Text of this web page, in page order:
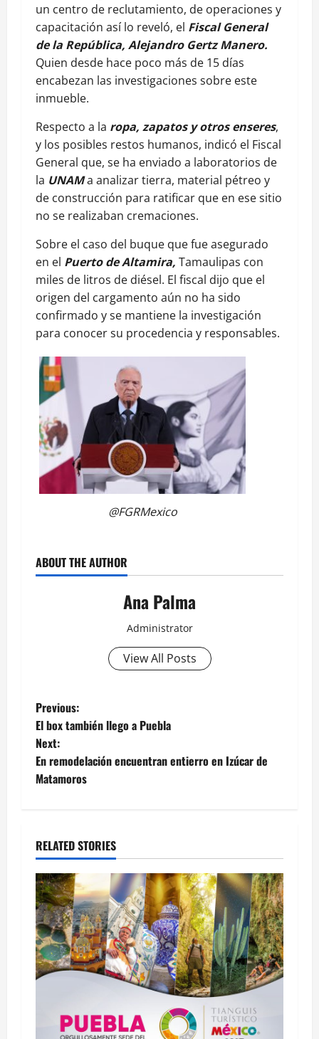
un centro de reclutamiento, de operaciones y
capacitación así lo reveló, el Fiscal General
de la República, Alejandro Gertz Manero.
Quien desde hace poco más de 15 días
encabezan las investigaciones sobre este
inmueble.
Respecto a la ropa, zapatos y otros enseres,
y los posibles restos humanos, indicó el Fiscal
General que, se ha enviado a laboratorios de
la UNAMa analizar tierra, material pétreo y
de construcción para ratificar que en ese sitio
no se realizaban cremaciones.
Sobre el caso del buque que fue asegurado
en el Puerto de Altamira, Tamaulipas con
miles de litros de diésel. El fiscal dijo que el
origen del cargamento aún no ha sido
confirmado y se mantiene la investigación
para conocer su procedencia y responsables.
@FGRMexico
ABOUT THE AUTHOR
Ana Palma
Administrator
View All Posts
Post
navigation
Previous:
El box también llego a Puebla
Next:
En remodelación encuentran entierro en Izúcar de
Matamoros
RELATED STORIES